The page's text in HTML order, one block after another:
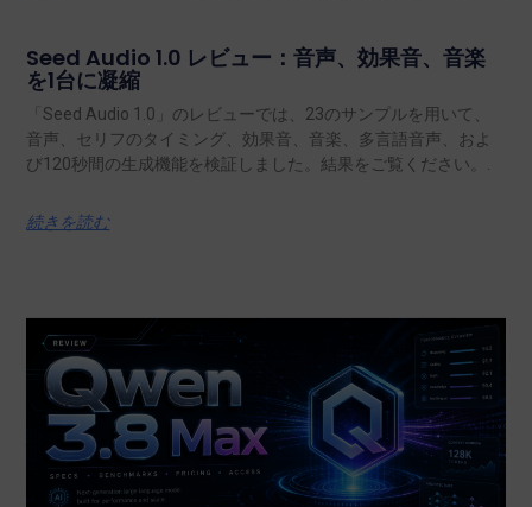
Seed Audio 1.0 レビュー：音声、効果音、音楽
を1台に凝縮
「Seed Audio 1.0」のレビューでは、23のサンプルを用いて、
音声、セリフのタイミング、効果音、音楽、多言語音声、およ
び120秒間の生成機能を検証しました。結果をご覧ください。.
続きを読む